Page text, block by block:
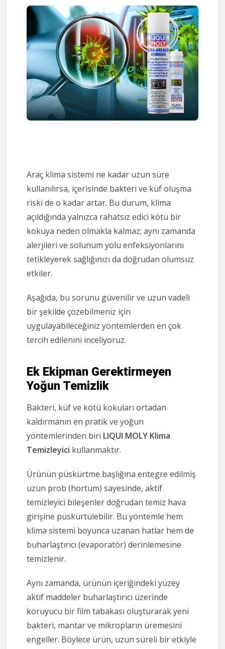
Araç klima sistemi ne kadar uzun süre
kullanılırsa, içerisinde bakteri ve küf oluşma
riski de o kadar artar. Bu durum, klima
açıldığında yalnızca rahatsız edici kötü bir
kokuya neden olmakla kalmaz; aynı zamanda
alerjileri ve solunum yolu enfeksiyonlarını
tetikleyerek sağlığınızı da doğrudan olumsuz
etkiler.
Aşağıda, bu sorunu güvenilir ve uzun vadeli
bir şekilde çözebilmeniz için
uygulayabileceğiniz yöntemlerden en çok
tercih edilenini inceliyoruz.
Ek Ekipman Gerektirmeyen
Yoğun Temizlik
Bakteri, küf ve kötü kokuları ortadan
kaldırmanın en pratik ve yoğun
yöntemlerinden biri LIQUI MOLY Klima
Temizleyici kullanmaktır.
Ürünün püskürtme başlığına entegre edilmiş
uzun prob (hortum) sayesinde, aktif
temizleyici bileşenler doğrudan temiz hava
girişine püskürtülebilir. Bu yöntemle hem
klima sistemi boyunca uzanan hatlar hem de
buharlaştırıcı (evaporatör) derinlemesine
temizlenir.
Aynı zamanda, ürünün içeriğindeki yüzey
aktif maddeler buharlaştırıcı üzerinde
koruyucu bir film tabakası oluşturarak yeni
bakteri, mantar ve mikropların üremesini
engeller. Böylece ürün, uzun süreli bir etkiyle